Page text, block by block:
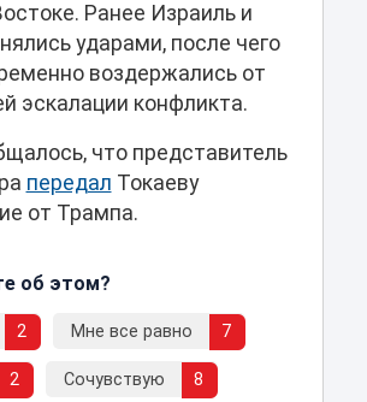
Ранее Израиль и
ударами, после чего
воздержались от
эскалации конфликта.
что представитель
передал Токаеву
от Трампа.
об этом?
2 Мне все равно 7
2 Сочувствую 8